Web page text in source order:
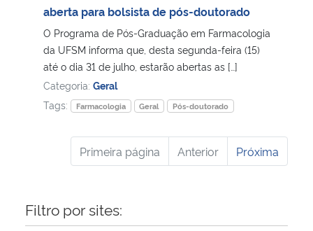
aberta para bolsista de pós-doutorado
O Programa de Pós-Graduação em Farmacologia
da UFSM informa que, desta segunda-feira (15)
até o dia 31 de julho, estarão abertas as […]
Categoria: Geral
Tags:
Farmacologia Geral Pós-doutorado
Primeira página Anterior Próxima
Filtro por sites: